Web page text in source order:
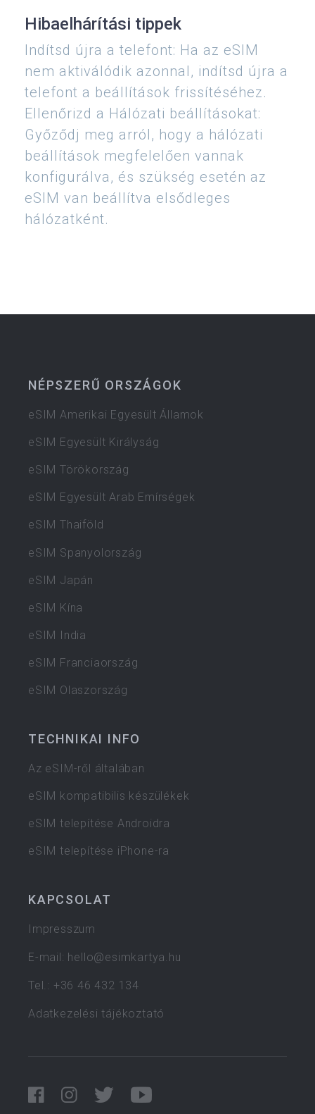
Hibaelhárítási tippek
Indítsd újra a telefont: Ha az eSIM
nem aktiválódik azonnal, indítsd újra a
telefont a beállítások frissítéséhez.
Ellenőrizd a Hálózati beállításokat:
Győződj meg arról, hogy a hálózati
beállítások megfelelően vannak
konfigurálva, és szükség esetén az
eSIM van beállítva elsődleges
hálózatként.
NÉPSZERŰ ORSZÁGOK
eSIM Amerikai Egyesült Államok
eSIM Egyesült Királyság
eSIM Törökország
eSIM Egyesült Arab Emírségek
eSIM Thaiföld
eSIM Spanyolország
eSIM Japán
eSIM Kína
eSIM India
eSIM Franciaország
eSIM Olaszország
TECHNIKAI INFO
Az eSIM-ről általában
eSIM kompatibilis készülékek
eSIM telepítése Androidra
eSIM telepítése iPhone-ra
KAPCSOLAT
Impresszum
E-mail: hello@esimkartya.hu
Tel.: +36 46 432 134
Adatkezelési tájékoztató